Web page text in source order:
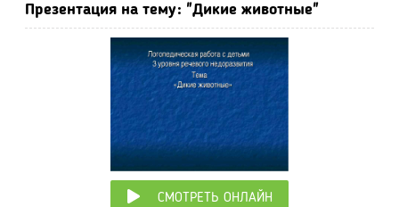
Презентация на тему: "Дикие животные"
СМОТРЕТЬ ОНЛАЙН